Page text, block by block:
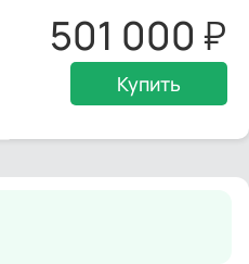
501 000
Купить